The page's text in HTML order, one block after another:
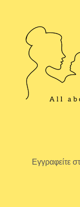
Εγγραφείτε